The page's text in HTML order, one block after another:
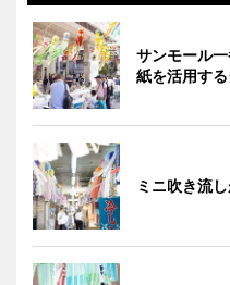
サンモール
紙を活用す
ミニ吹き流